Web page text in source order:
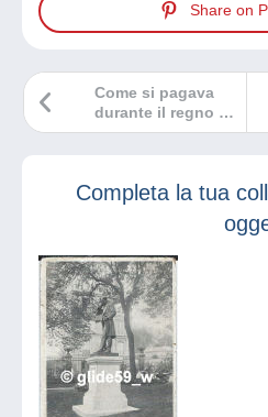
Share on
Come si pagava
durante il regno di
Nerone?
Completa la tua